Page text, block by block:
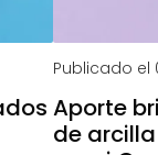
Publicado el
Aporte
de